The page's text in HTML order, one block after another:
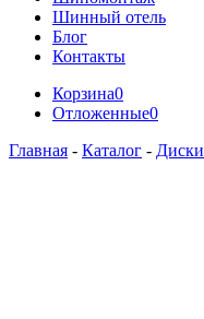
Шинный отель
Блог
Контакты
Корзина0
Отложенные0
Главная - Каталог - Диски